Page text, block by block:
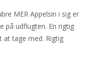
MER Appelsin i sig er
på udflugten. En rigtig
at tage med. Rigtig